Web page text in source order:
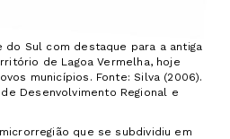
do Sul com destaque para a antiga
de Lagoa Vermelha, hoje
municípios. Fonte: Silva (2006).
Desenvolvimento Regional e
que se subdividiu em